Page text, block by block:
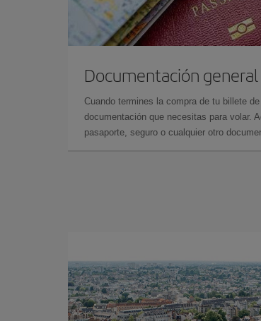
Documentación general
Cuando termines la compra de tu billete
documentación que necesitas para volar.
pasaporte, seguro o cualquier otro